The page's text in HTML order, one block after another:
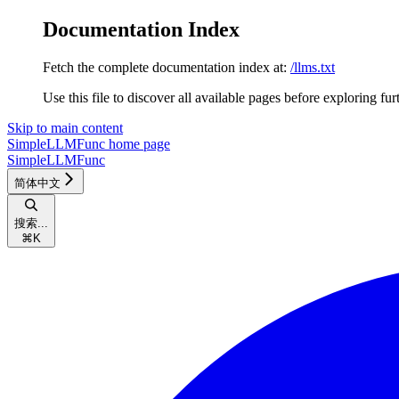
Documentation Index
Fetch the complete documentation index at: /llms.txt
Use this file to discover all available pages before exploring
Skip to main content
SimpleLLMFunc home page
SimpleLLMFunc
简体中文
搜索...
⌘ K